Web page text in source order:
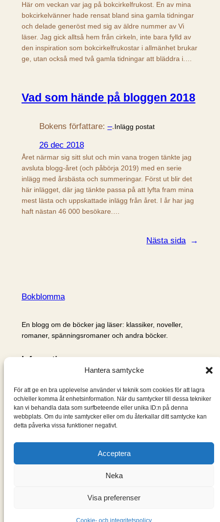
Hantera samtycke
För att ge en bra upplevelse använder vi teknik som cookies för att lagra
och/eller komma åt enhetsinformation. När du samtycker till dessa tekniker
kan vi behandla data som surfbeteende eller unika ID:n på denna
webbplats. Om du inte samtycker eller om du återkallar ditt samtycke kan
detta påverka vissa funktioner negativt.
Acceptera
Neka
Visa preferenser
Cookie- och integritetspolicy
Här om veckan var jag på bokcirkelfrukost. En av mina
bokcirkelvänner hade rensat bland sina gamla tidningar
och delade generöst med sig av äldre nummer av Vi
läser. Jag gick alltså hem från cirkeln, inte bara fylld av
den inspiration som bokcirkelfrukostar i allmänhet brukar
ge, utan också med två gamla tidningar att bläddra i.…
Vad som hände på bloggen 2018
Bokens författare: –.Inlägg postat
26 dec 2018
Året närmar sig sitt slut och min vana trogen tänkte jag
avsluta blogg-året (och påbörja 2019) med en serie
inlägg med årsbästa och summeringar. Först ut blir det
här inlägget, där jag tänkte passa på att lyfta fram mina
mest lästa och uppskattade inlägg från året. I år har jag
haft nästan 46 000 besökare.…
Nästa sida →
Bokblomma
En blogg om de böcker jag läser: klassiker, noveller,
romaner, spänningsromaner och andra böcker.
Information
Om mig & om bloggen
S
ö
k
WordPress